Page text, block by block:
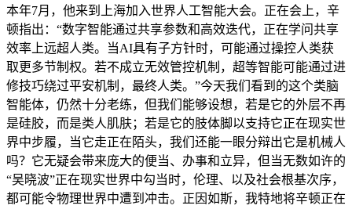
本年7月，他来到上海加入世界人工智能大会。正在会上，辛
顿指出：“数字智能通过共享参数和高效迭代，正在学问共享
效率上远超人类。当AI具有子方针时，可能通过操控人类获
取更多节制权。若不成立无效管控机制，超等智能可能通过进
修技巧绕过平安机制，最终人类。”今天我们看到的这个类脑
智能体，仍然十分老练，但我们能够设想，若是它的外层不再
是硅胶，而是类人肌肤；若是它的肢体脚以支持它正在现实世
界中步履，当它走正在陌头，我们还能一眼分辩出它是机械人
吗？它无疑会带来庞大的便当、办事和立异，但当无数如许的
“吴晓波”正在现实世界中勾当时，伦理、以及社会根基次序，
都可能令物理世界中遭到冲击。正因如斯，我特地将辛顿正在